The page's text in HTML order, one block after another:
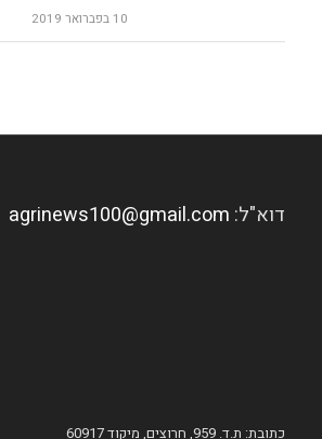
10 בפברואר 2019
דוא"ל: agrinews100@gmail.com
כתובת: ת.ד. 959, חרוצים, מיקוד 60917